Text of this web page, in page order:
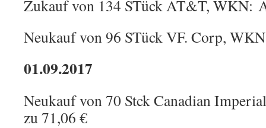
Zukauf von 134 STück AT&T, WKN:
Neukauf von 96 STück VF. Corp,
01.09.2017
Neukauf von 70 Stck Canadian
zu 71,06 €